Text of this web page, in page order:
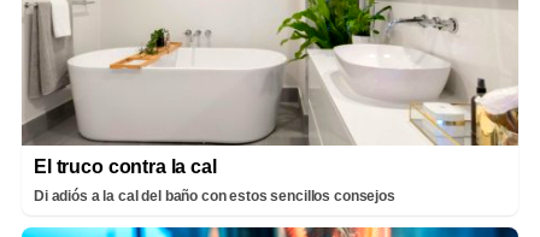
El truco contra la cal
Di adiós a la cal del baño con estos sencillos consejos